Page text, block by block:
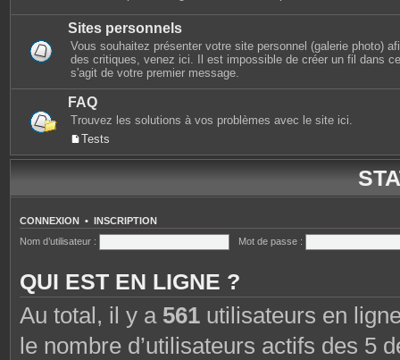
Sites personnels
Vous souhaitez présenter votre site personnel (galerie photo)
des critiques, venez ici. Il est impossible de créer un fil dans
s'agit de votre premier message.
FAQ
Trouvez les solutions à vos problèmes avec le site ici.
Tests
CONNEXION • INSCRIPTION
Nom d’utilisateur :
Mot de passe :
QUI EST EN LIGNE ?
Au total, il y a 561 utilisateurs en
le nombre d’utilisateurs actifs des 5